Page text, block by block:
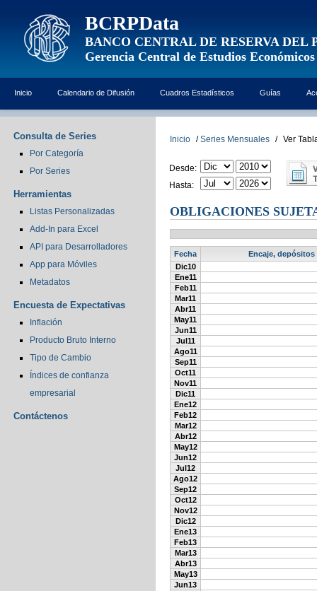
BCRPData
BANCO CENTRAL DE RESERVA DEL
Gerencia Central de Estudios Económicos
Inicio Calendario de Difusión Cuadros Estadísticos Guías
Consulta de Series
Por Categoría
Por Series
Herramientas
Listas Personalizadas
Add-In para Excel
API para Desarrolladores
App para Móviles
Metadatos
Encuesta de Expectativas
Inflación
Producto Bruto Interno
Tipo de Cambio
Índices de confianza
empresarial
Contáctenos
Inicio / Series Mensuales / Ver
Desde:
Hasta:
OBLIGACIONES
Fecha
Encaje, depósitos
Dic10
Ene11
Feb11
Mar11
Abr11
May11
Jun11
Jul11
Ago11
Sep11
Oct11
Nov11
Dic11
Ene12
Feb12
Mar12
Abr12
May12
Jun12
Jul12
Ago12
Sep12
Oct12
Nov12
Dic12
Ene13
Feb13
Mar13
Abr13
May13
Jun13